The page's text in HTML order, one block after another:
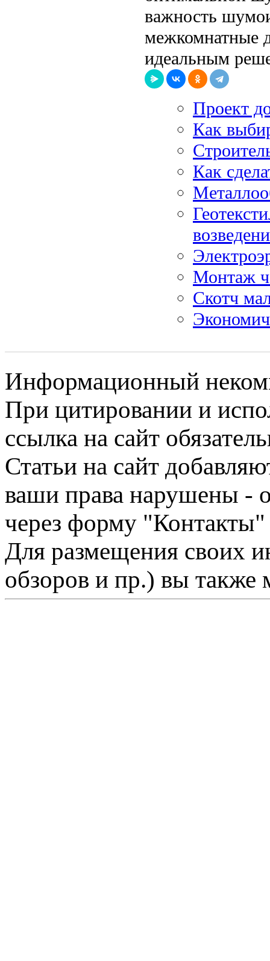
важность
межкомнатные
идеальным
Проект
Как
Как
Монтаж
Скотч
Информационный
При цитировании и
ссылка на сайт
Статьи на сайт
ваши права нарушены -
через форму "Контакты"
Для размещения своих
обзоров и пр.) вы также